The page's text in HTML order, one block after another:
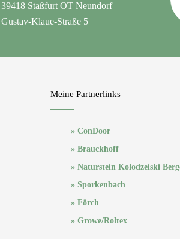
39418 Staßfurt OT Neundorf
Gustav-Klaue-Straße 5
Meine Partnerlinks
» ConDoor
» Brauckhoff
» Naturstein Kolodzeiski
» Sporkenbach
» Förch
» Growe/Roltex